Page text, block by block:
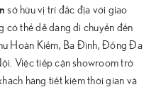
sở hữu vị trí đắc địa với giao
có thể dễ dàng di chuyển đến
Hoàn Kiếm, Ba Đình, Đống Đa
Việc tiếp cận showroom trở
hàng tiết kiệm thời gian và